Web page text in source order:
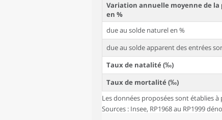
Variation annuelle moyenne de
en %
due au solde naturel en %
due au solde apparent des entrées
Taux de natalité (‰)
Taux de mortalité (‰)
Les données proposées sont établies
Sources : Insee, RP1968 au RP1999